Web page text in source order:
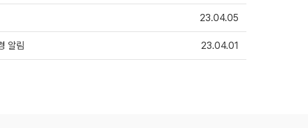
23.04.05
알림 23.04.01